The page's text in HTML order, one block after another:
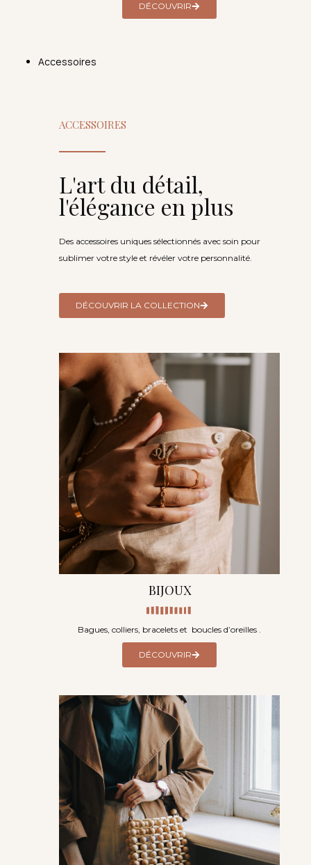
DÉCOUVRIR
Accessoires
ACCESSOIRES
L'art du détail,
l'élégance en plus
Des accessoires uniques sélectionnés avec soin pour
sublimer votre style et révéler votre personnalité.
DÉCOUVRIR LA COLLECTION
BIJOUX
Bagues, colliers, bracelets et boucles d’oreilles .
DÉCOUVRIR